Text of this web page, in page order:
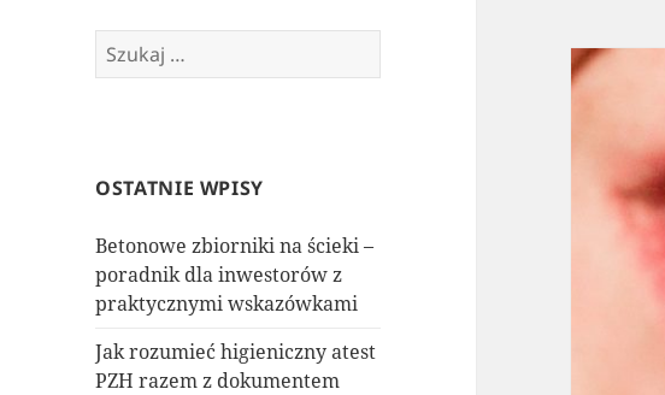
Szukaj:
OSTATNIE WPISY
Betonowe zbiorniki na ścieki –
poradnik dla inwestorów z
praktycznymi wskazówkami
Jak rozumieć higieniczny atest
PZH razem z dokumentem